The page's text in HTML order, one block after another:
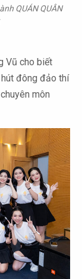
QUÁN QUÂN
Vũ cho biết
hút đông đảo thí
môn